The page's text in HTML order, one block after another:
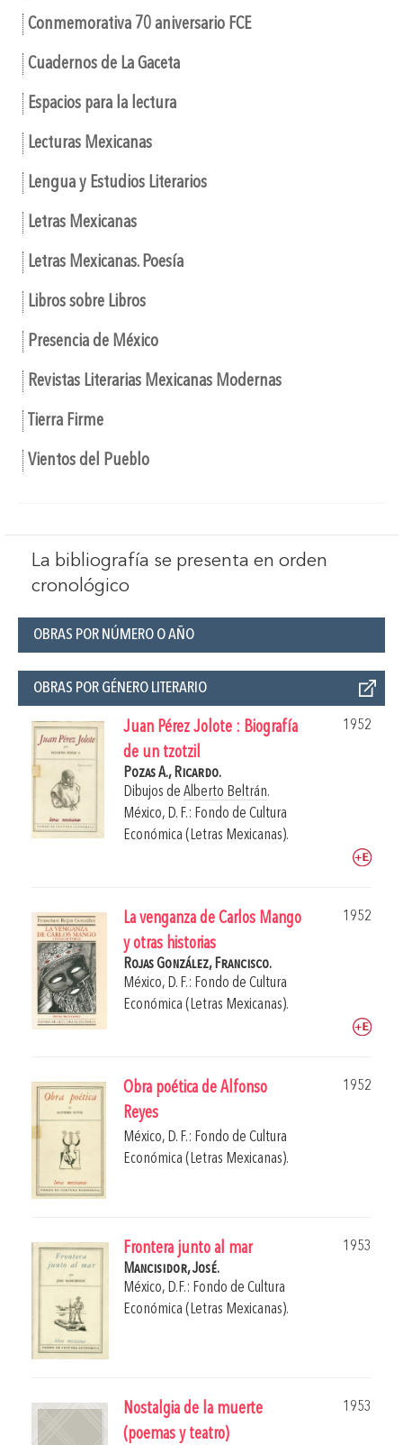
Conmemorativa 70 aniversario FCE
Cuadernos de La Gaceta
Espacios para la lectura
Lecturas Mexicanas
Lengua y Estudios Literarios
Letras Mexicanas
Letras Mexicanas. Poesía
Libros sobre Libros
Presencia de México
Revistas Literarias Mexicanas Modernas
Tierra Firme
Vientos del Pueblo
La bibliografía se presenta en orden
cronológico
OBRAS POR NÚMERO O AÑO
OBRAS POR GÉNERO LITERARIO
Juan Pérez Jolote : Biografía
de un tzotzil
1952
Pozas A., Ricardo.
Dibujos de Alberto Beltrán.
México, D. F.: Fondo de Cultura
Económica (Letras Mexicanas).
La venganza de Carlos Mango
y otras historias
1952
Rojas González, Francisco.
México, D. F.: Fondo de Cultura
Económica (Letras Mexicanas).
Obra poética de Alfonso
Reyes
1952
México, D. F.: Fondo de Cultura
Económica (Letras Mexicanas).
Frontera junto al mar
1953
Mancisidor, José.
México, D.F.: Fondo de Cultura
Económica (Letras Mexicanas).
Nostalgia de la muerte
(poemas y teatro)
1953